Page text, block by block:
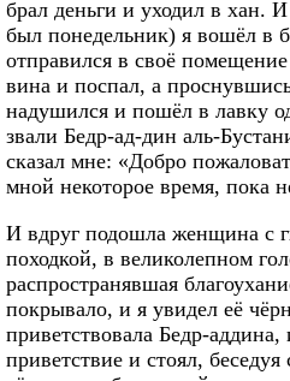
брал деньги и уходил в хан.
был понедельник) я вошёл в
отправился в своё
вина и поспал, а
надушился и пошёл в лавку
звали Бедр-ад-дин аль-
сказал мне: «Добро
мной некоторое время, пока
И вдруг подошла женщина с
походкой, в великолепном
распространявшая
покрывало, и я увидел её
приветствовала Бедр-аддина,
приветствие и стоял,